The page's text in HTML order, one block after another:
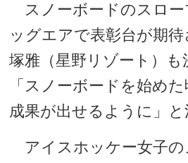
スノーボードのスロー
ッグエアで表彰台が期
塚雅（星野リゾート）も
「スノーボードを始め
成果が出せるように」と
アイスホッケー女子の